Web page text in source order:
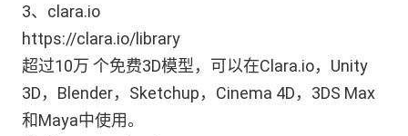
3、clara.io
https://clara.io/library
超过10万 个免费3D模型，可以在Clara.io，Unity
3D，Blender，Sketchup，Cinema 4D，3DS Max
和Maya中使用。